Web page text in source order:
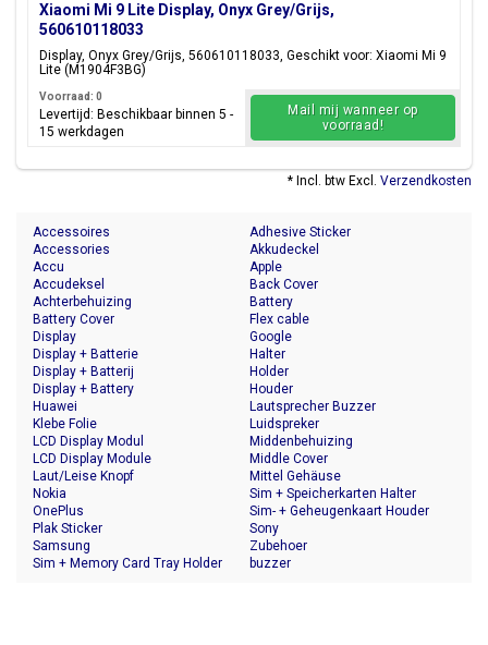
Xiaomi Mi 9 Lite Display, Onyx Grey/Grijs,
560610118033
Display, Onyx Grey/Grijs, 560610118033, Geschikt voor: Xiaomi Mi 9
Lite (M1904F3BG)
Voorraad: 0
Levertijd: Beschikbaar binnen 5 -
15 werkdagen
Mail mij wanneer op
voorraad!
* Incl. btw Excl. Verzendkosten
Accessoires
Accessories
Accu
Accudeksel
Achterbehuizing
Adhesive Sticker
Akkudeckel
Apple
Back Cover
Battery
Battery Cover
Display
Display + Batterie
Display + Batterij
Display + Battery
Flex cable
Google
Halter
Holder
Houder
Huawei
Klebe Folie
LCD Display Modul
LCD Display Module
Laut/Leise Knopf
Lautsprecher Buzzer
Luidspreker
Middenbehuizing
Middle Cover
Mittel Gehäuse
Nokia
OnePlus
Plak Sticker
Samsung
Sim + Memory Card Tray Holder
Sim + Speicherkarten Halter
Sim- + Geheugenkaart Houder
Sony
Zubehoer
buzzer